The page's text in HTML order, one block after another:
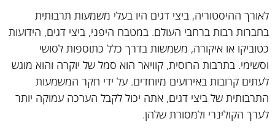
לאורך ההיסטוריה, ביצי דגים היו בעלי משמעות תרבותית
בחברות רבות ברחבי העולם. במטבח היפני, ביצי דגים, הידועות
כטוביקו או איקורה, משמשות בדרך כלל כתוספות לסושי
וסשימי. בתרבות הרוסית, קוויאר הוא סמל של יוקרה והוא מוגש
לעתים קרובות באירועים מיוחדים. על ידי חקר המשמעות
התרבותית של ביצי דגים, אתה יכול לקבל הערכה עמוקה יותר
לערך הקולינרי ולמסורת שלהן.